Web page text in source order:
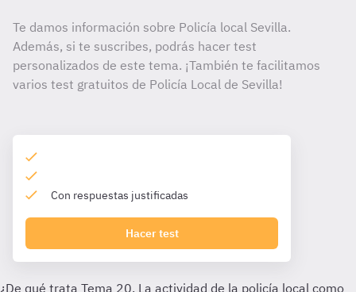
Te damos información sobre Policía local Sevilla.
Además, si te suscribes, podrás hacer test
personalizados de este tema. ¡También te facilitamos
varios test gratuitos de Policía Local de Sevilla!
Con respuestas justificadas
Hacer test